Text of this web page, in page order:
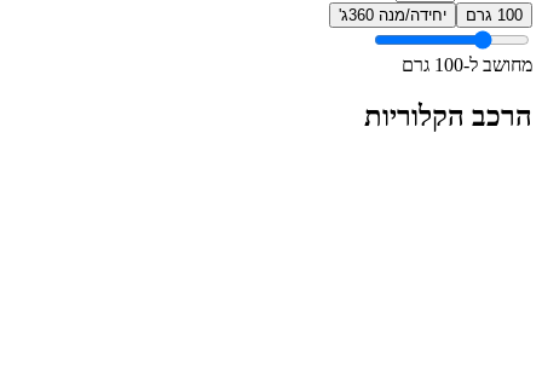
100 גרם יחידה/מנה 360ג'
מחושב ל-100 גרם
הרכב הקלוריות